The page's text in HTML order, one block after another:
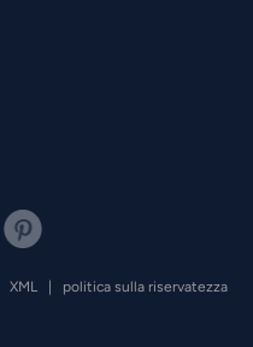
XML |
politica sulla riservatezza